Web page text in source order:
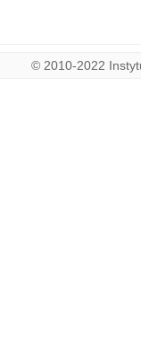
© 2010-2022